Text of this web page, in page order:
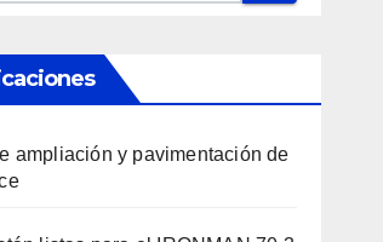
ampliación y pavimentación de